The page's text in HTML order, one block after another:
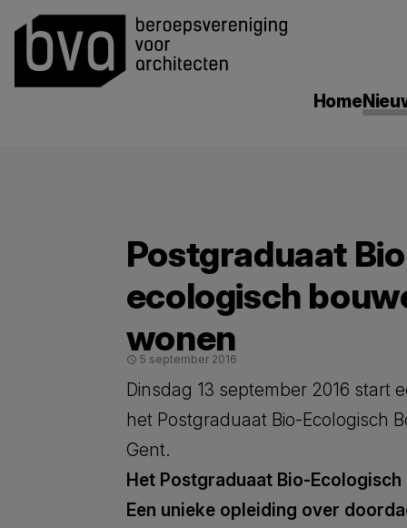
Home
Postgraduaat
ecologisch
wonen
schedule 5 september 2016
Dinsdag 13 september 2016 start
het Postgraduaat Bio-Ecologisch
Gent.
Het Postgraduaat Bio-Ecologisch
Een unieke opleiding over